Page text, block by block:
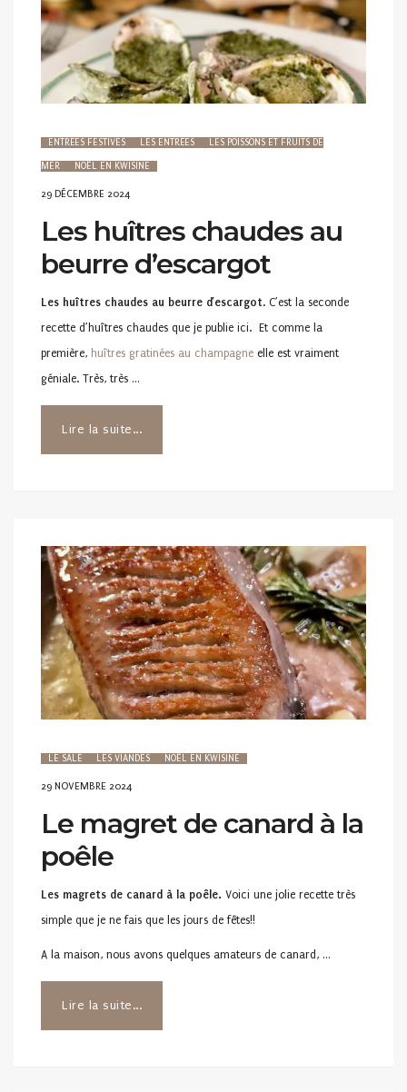
ENTRÉES FESTIVES LES ENTRÉES LES POISSONS ET FRUITS DE
MER NOËL EN KWISINE
POSTED
29 DÉCEMBRE 2024
Les huîtres chaudes au
beurre d’escargot
Les huîtres chaudes au beurre d’escargot. C’est la seconde
recette d’huîtres chaudes que je publie ici. Et comme la
première, huîtres gratinées au champagne elle est vraiment
géniale. Très, très …
Lire la suite...
LE SALÉ LES VIANDES NOËL EN KWISINE
POSTED
29 NOVEMBRE 2024
Le magret de canard à la
poêle
Les magrets de canard à la poêle. Voici une jolie recette très
simple que je ne fais que les jours de fêtes!!
A la maison, nous avons quelques amateurs de canard, …
Lire la suite...